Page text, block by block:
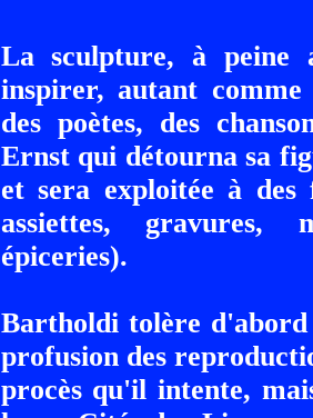
La sculpture, à peine
inspirer, autant
des poètes, des
Ernst qui détourna sa
et sera exploitée à
assiettes, gravures,
épiceries).
Bartholdi tolère
profusion des
procès qu'il intente,